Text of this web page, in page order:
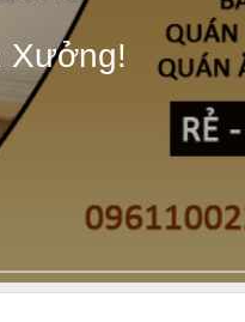
Xưởng!